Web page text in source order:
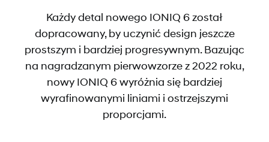
Każdy detal nowego IONIQ 6 został
dopracowany, by uczynić design jeszcze
prostszym i bardziej progresywnym. Bazując
na nagradzanym pierwowzorze z 2022 roku,
nowy IONIQ 6 wyróżnia się bardziej
wyrafinowanymi liniami i ostrzejszymi
proporcjami.